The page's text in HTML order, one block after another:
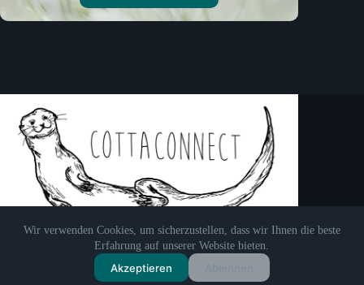
Wir verwenden Cookies, um sicherzustellen, dass wir Ihnen die beste
Erfahrung auf unserer Website bieten.
Akzeptieren
Copyright © 2026 - CottaConnect